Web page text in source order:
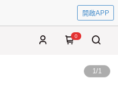
開啟APP
0
1/1